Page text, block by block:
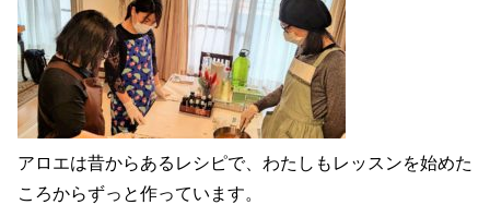
アロエは昔からあるレシピで、わたしもレッスンを始めた
ころからずっと作っています。